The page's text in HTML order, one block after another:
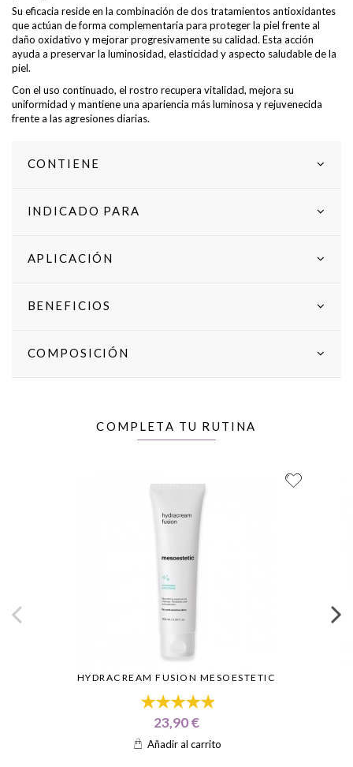
Su eficacia reside en la combinación de dos tratamientos antioxidantes
que actúan de forma complementaria para proteger la piel frente al
daño oxidativo y mejorar progresivamente su calidad. Esta acción
ayuda a preservar la luminosidad, elasticidad y aspecto saludable de la
piel.
Con el uso continuado, el rostro recupera vitalidad, mejora su
uniformidad y mantiene una apariencia más luminosa y rejuvenecida
frente a las agresiones diarias.
CONTIENE
INDICADO PARA
APLICACIÓN
BENEFICIOS
COMPOSICIÓN
COMPLETA TU RUTINA
HYDRACREAM FUSION MESOESTETIC
23,90 €
Añadir al carrito